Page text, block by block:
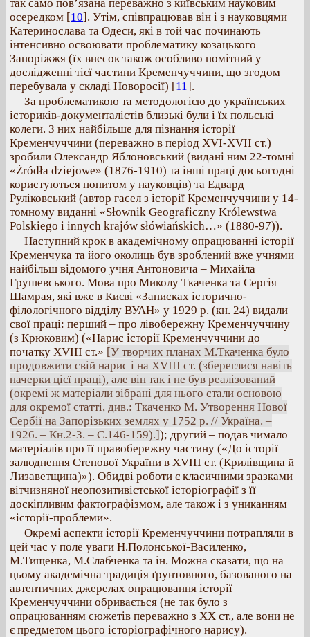
так само пов’язана переважно з київським науковим
осередком [10]. Утім, співпрацював він і з науковцями
Катеринослава та Одеси, які в той час починають
інтенсивно освоювати проблематику козацького
Запоріжжя (їх внесок також особливо помітний у
дослідженні тієї частини Кременчуччини, що згодом
перебувала у складі Новоросії) [11].
За проблематикою та методологією до українських
істориків-документалістів близькі були і їх польські
колеги. З них найбільше для пізнання історії
Кременчуччини (переважно в період ХVI-XVII ст.)
зробили Олександр Яблоновський (видані ним 22-томні
«Żródła dziejowe» (1876-1910) та інші праці досьогодні
користуються попитом у науковців) та Едвард
Руліковський (автор гасел з історії Кременчуччини у 14-
томному виданні «Słownik Geograficzny Królewstwa
Polskiego i innych krajów słówiańskich…» (1880-97)).
Наступний крок в академічному опрацюванні історії
Кременчука та його околиць був зроблений вже учнями
найбільш відомого учня Антоновича – Михайла
Грушевського. Мова про Миколу Ткаченка та Сергія
Шамрая, які вже в Києві «Записках історично-
філологічного відділу ВУАН» у 1929 р. (кн. 24) видали
свої праці: перший – про лівобережну Кременчуччину
(з Крюковим) («Нарис історії Кременчуччини до
початку XVIII ст.» [У творчих планах М.Ткаченка було
продовжити свій нарис і на ХVIII ст. (збереглися навіть
начерки цієї праці), але він так і не був реалізований
(окремі ж матеріали зібрані для нього стали основою
для окремої статті, див.: Ткаченко М. Утворення Нової
Сербії на Запорізьких землях у 1752 р. // Україна. –
1926. – Кн.2-3. – С.146-159).]); другий – подав чимало
матеріалів про її правобережну частину («До історії
залюднення Степової України в XVIII ст. (Крилівщина й
Лизаветщина)»). Обидві роботи є класичними зразками
вітчизняної неопозитивістської історіографії з її
доскіпливим фактографізмом, але також і з униканням
«історії-проблеми».
Окремі аспекти історії Кременчуччини потрапляли в
цей час у поле уваги Н.Полонської-Василенко,
М.Тищенка, М.Слабченка та ін. Можна сказати, що на
цьому академічна традиція ґрунтовного, базованого на
автентичних джерелах опрацювання історії
Кременчуччини обривається (не так було з
опрацюванням сюжетів переважно з ХХ ст., але вони не
є предметом цього історіографічного нарису).